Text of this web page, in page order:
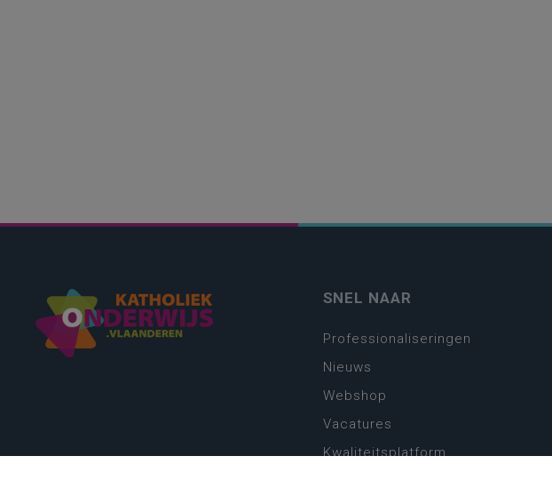
SNEL NAAR
Professionaliseringen
Nieuws
Webshop
Vacatures
Kwaliteitsplatform